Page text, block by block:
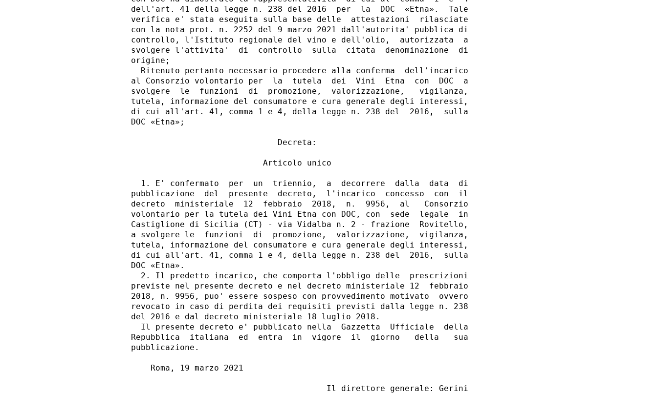
dell'art. 41 della legge n. 238 del 2016  per  la  DOC  «Etna».  Tale
verifica e' stata eseguita sulla base delle  attestazioni  rilasciate
con la nota prot. n. 2252 del 9 marzo 2021 dall'autorita' pubblica di
controllo, l'Istituto regionale del vino e dell'olio,  autorizzata  a
svolgere l'attivita'  di  controllo  sulla  citata  denominazione  di
origine;
  Ritenuto pertanto necessario procedere alla conferma  dell'incarico
al Consorzio volontario per  la  tutela  dei  Vini  Etna  con  DOC  a
svolgere  le  funzioni  di  promozione,  valorizzazione,   vigilanza,
tutela, informazione del consumatore e cura generale degli interessi,
di cui all'art. 41, comma 1 e 4, della legge n. 238 del  2016,  sulla
DOC «Etna»;
                              Decreta:
                           Articolo unico
  1. E' confermato  per  un  triennio,  a  decorrere  dalla  data  di
pubblicazione  del  presente  decreto,  l'incarico  concesso  con  il
decreto  ministeriale  12  febbraio  2018,  n.  9956,  al   Consorzio
volontario per la tutela dei Vini Etna con DOC, con  sede  legale  in
Castiglione di Sicilia (CT) - via Vidalba n. 2 - frazione  Rovitello,
a svolgere le  funzioni  di  promozione,  valorizzazione,  vigilanza,
tutela, informazione del consumatore e cura generale degli interessi,
di cui all'art. 41, comma 1 e 4, della legge n. 238 del  2016,  sulla
DOC «Etna».
  2. Il predetto incarico, che comporta l'obbligo delle  prescrizioni
previste nel presente decreto e nel decreto ministeriale 12  febbraio
2018, n. 9956, puo' essere sospeso con provvedimento motivato  ovvero
revocato in caso di perdita dei requisiti previsti dalla legge n. 238
del 2016 e dal decreto ministeriale 18 luglio 2018.
  Il presente decreto e' pubblicato nella  Gazzetta  Ufficiale  della
Repubblica  italiana  ed  entra  in  vigore  il  giorno   della   sua
pubblicazione.
    Roma, 19 marzo 2021